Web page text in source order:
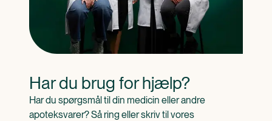
Har du brug for hjælp?
Har du spørgsmål til din medicin eller andre
apoteksvarer? Så ring eller skriv til vores